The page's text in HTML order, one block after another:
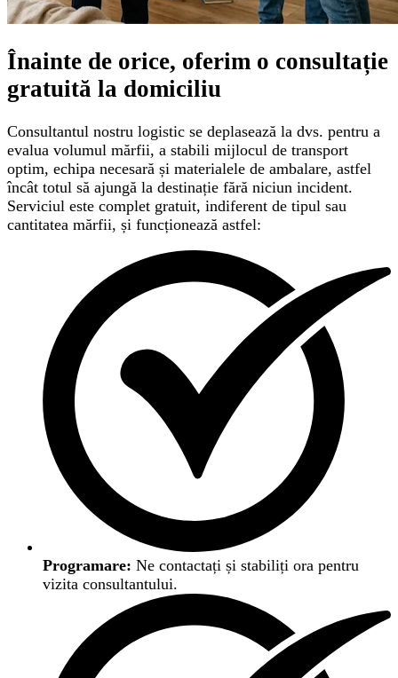
Înainte de orice, oferim o consultație
gratuită la domiciliu
Consultantul nostru logistic se deplasează la dvs. pentru a
evalua volumul mărfii, a stabili mijlocul de transport
optim, echipa necesară și materialele de ambalare, astfel
încât totul să ajungă la destinație fără niciun incident.
Serviciul este complet gratuit, indiferent de tipul sau
cantitatea mărfii, și funcționează astfel:
Programare: Ne contactați și stabiliți ora pentru
vizita consultantului.